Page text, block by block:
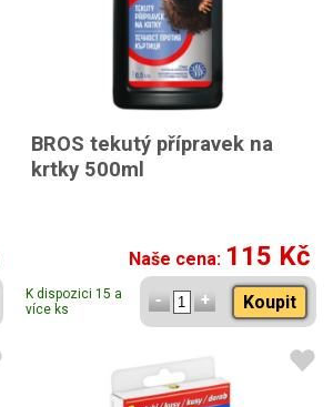
BROS tekutý přípravek na
krtky 500ml
Naše cena: 115 Kč
K dispozici 15 a
více ks
Koupit